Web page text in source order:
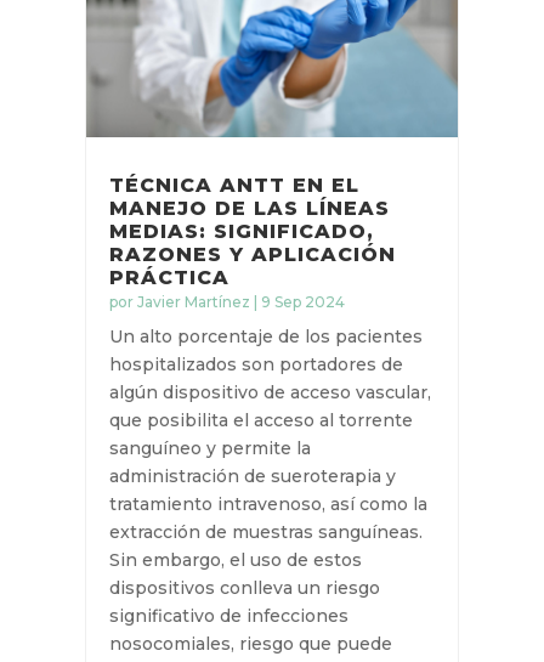
TÉCNICA ANTT EN EL
MANEJO DE LAS LÍNEAS
MEDIAS: SIGNIFICADO,
RAZONES Y APLICACIÓN
PRÁCTICA
por Javier Martínez |9 Sep 2024
Un alto porcentaje de los
pacientes hospitalizados son
portadores de algún dispositivo de
acceso vascular, que posibilita el
acceso al torrente sanguíneo y
permite la administración de